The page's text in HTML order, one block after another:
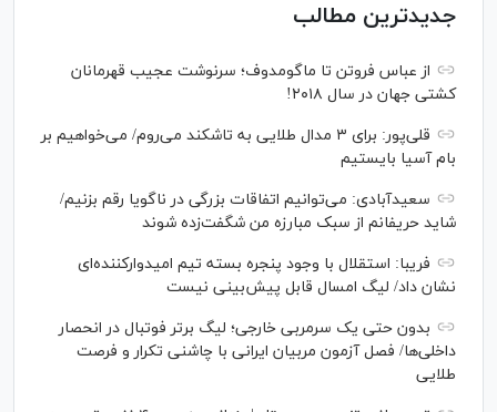
جدیدترین مطالب
از عباس فروتن تا ماگومدوف؛ سرنوشت عجیب قهرمانان
کشتی جهان در سال ۲۰۱۸!
قلی‌پور: برای ۳ مدال طلایی به تاشکند می‌روم/ می‌خواهیم بر
بام آسیا بایستیم
سعیدآبادی: می‌توانیم اتفاقات بزرگی در ناگویا رقم بزنیم/
شاید حریفانم از سبک مبارزه من شگفت‌زده شوند
فریبا: استقلال با وجود پنجره بسته تیم امیدوارکننده‌ای
نشان داد/ لیگ امسال قابل پیش‌بینی نیست
بدون حتی یک سرمربی خارجی؛ لیگ برتر فوتبال در انحصار
داخلی‌ها/ فصل آزمون مربیان ایرانی با چاشنی تکرار و فرصت
طلایی